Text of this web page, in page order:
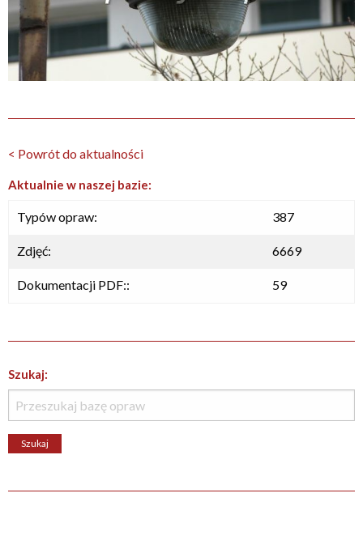
< Powrót do aktualności
Aktualnie w naszej bazie:
Typów opraw: 387
Zdjęć: 6669
Dokumentacji PDF:: 59
Szukaj: